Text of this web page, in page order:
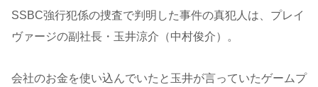
SSBC強行犯係の捜査で判明した事件の真犯人は、プレイ
ヴァージの副社長・玉井涼介（中村俊介）。
会社のお金を使い込んでいたと玉井が言っていたゲームプ